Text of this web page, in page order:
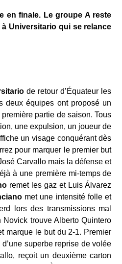
en finale. Le groupe A reste
Universitario qui se relance
de retour d’Équateur les
deux équipes ont proposé un
partie de saison. Tous
une expulsion, un joueur de
un visage conquérant dès
pour marquer le premier but
Carvallo mais la défense et
à une première mi-temps de
remet les gaz et Luis Álvarez
met une intensité folle et
lors des transmissions mal
trouve Alberto Quintero
marque le but du 2-1. Premier
superbe reprise de volée
reçoit un deuxième carton